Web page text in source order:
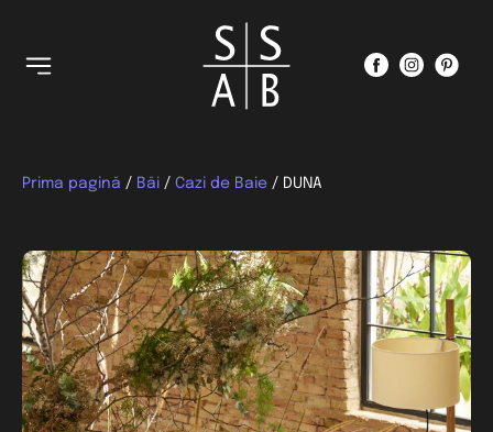
Prima pagină / Băi / Cazi de Baie / DUNA